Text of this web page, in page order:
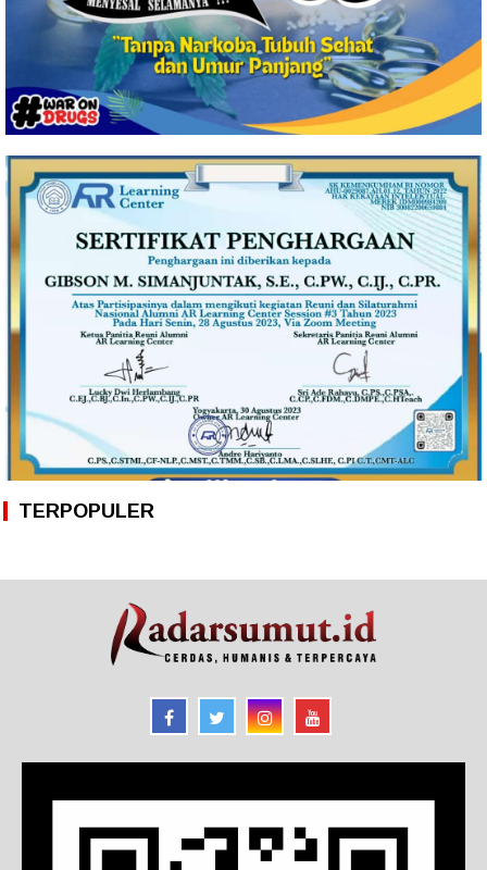
TERPOPULER